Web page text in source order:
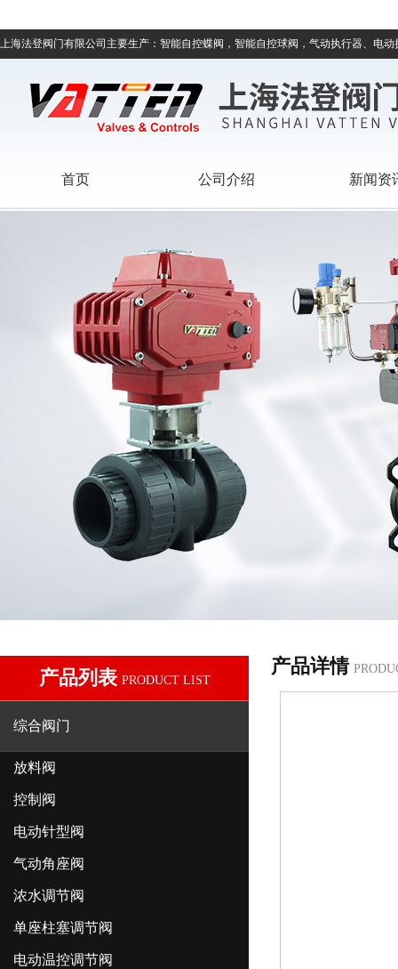
上海法登阀门有限公司主要生产：智能自控蝶阀，智能自控球阀，气动执行器、电
首页 公司介绍 新闻资
产品列表 PRODUCT LIST
综合阀门
放料阀
控制阀
电动针型阀
气动角座阀
浓水调节阀
单座柱塞调节阀
电动温控调节阀
产品详情